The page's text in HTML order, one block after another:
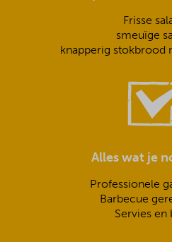
Frisse
smeuïge
knapperig stokbrood
Alles wat je
Professionele
Barbecue
Servies en